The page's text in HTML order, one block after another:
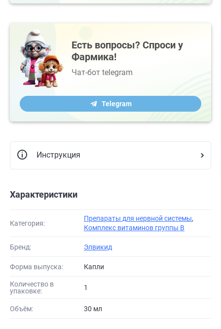
Есть вопросы? Спроси у
Фармика!
Чат-бот telegram
Telegram
Инструкция
Характеристики
Категория:
Препараты для нервной системы,
Комплекс витаминов группы B
Бренд: Элвикид
Форма выпуска: Капли
Количество в
упаковке:
1
Объём: 30 мл